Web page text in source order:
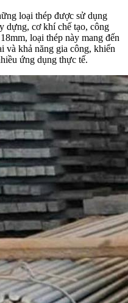
loại thép được sử dụng
dựng, cơ khí chế tạo, công
loại thép này mang đến
và khả năng gia công, khiến
ứng dụng thực tế.